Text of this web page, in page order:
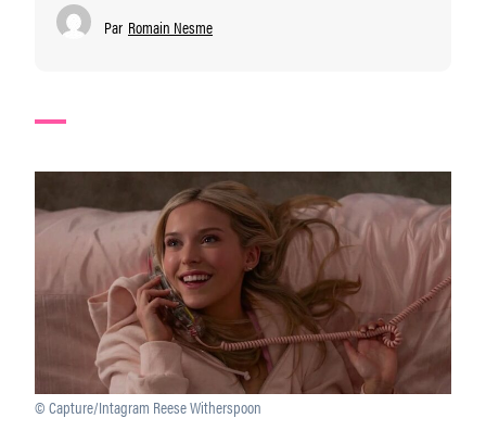
Par Romain Nesme
© Capture/Intagram Reese Witherspoon